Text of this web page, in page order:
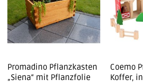
Promadino Pflanzkasten
„Siena“ mit Pflanzfolie
Coemo
Koffer,